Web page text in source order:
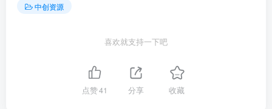
中创资源
喜欢就支持一下吧
点赞41 分享 收藏